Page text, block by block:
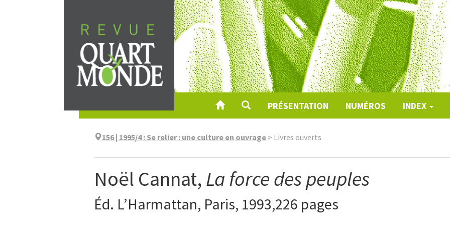
au
contenu
PRÉSENTATION NUMÉROS INDEX
156 | 1995/4: Se relier : une culture en ouvrage > Livres ouverts
Noël Cannat, La force des peuples
Éd. L’Harmattan, Paris, 1993,226 pages